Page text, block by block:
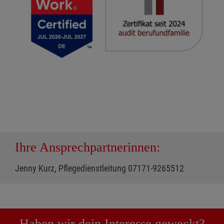
Ihre Ansprechpartnerinnen:
Jenny Kurz, Pflegedienstleitung 07171-9265512